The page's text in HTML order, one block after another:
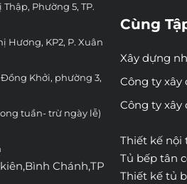
Phường 5, TP.
Hương, KP2, P. Xuân
Khởi, phường 3,
tuần- trừ ngày lễ)
Chánh,TP
Cùng
Xây dựng
Công ty xây
Công ty xây
Thiết kế nội
Tủ bếp tân
Thiết kế tủ